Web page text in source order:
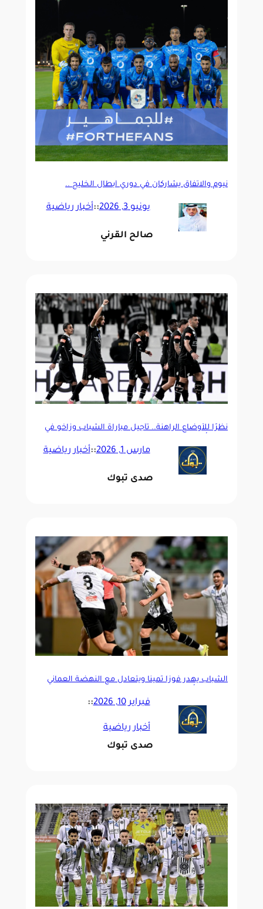
نيوم والاتفاق يشاركان في دوري أبطال الخليج ..
يونيو 3, 2026 ::أخبار رياضية
صالح القرني
نظرًا للأوضاع الراهنة.. تأجيل مباراة الشباب وزاخو في
مارس 1, 2026 ::أخبار رياضية
صدى تبوك
الشباب يهدر فوزًا ثمينًا ويتعادل مع النهضة العماني
فبراير 10, 2026 ::
أخبار رياضية
صدى تبوك